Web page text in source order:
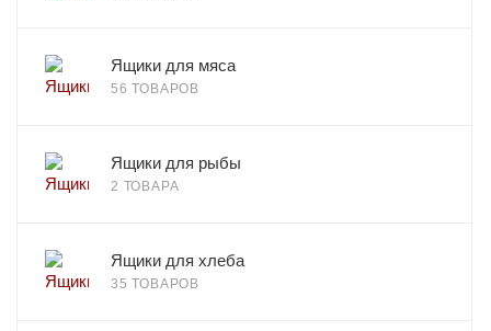
Ящики для мяса
56 ТОВАРОВ
Ящики для рыбы
2 ТОВАРА
Ящики для хлеба
35 ТОВАРОВ